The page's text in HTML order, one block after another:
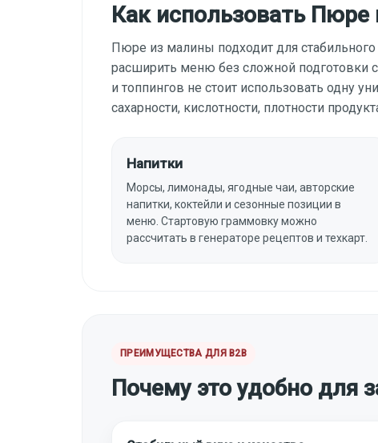
Как использовать
Пюре из малины подходит для стабильного
расширить меню без сложной подготовки
и топпингов не стоит использовать одну
сахарности, кислотности, плотности
Напитки
Морсы, лимонады, ягодные чаи, авторские
напитки, коктейли и сезонные позиции в
меню. Стартовую граммовку можно
рассчитать в генераторе рецептов и техкарт.
ПРЕИМУЩЕСТВА ДЛЯ B2B
Почему это удобно для